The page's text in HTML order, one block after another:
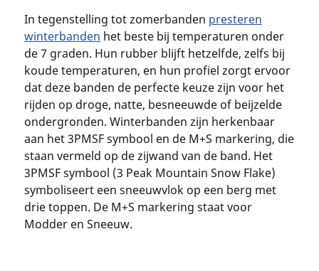
In tegenstelling tot zomerbanden presteren
winterbanden het beste bij temperaturen onder
de 7 graden. Hun rubber blijft hetzelfde, zelfs bij
koude temperaturen, en hun profiel zorgt ervoor
dat deze banden de perfecte keuze zijn voor het
rijden op droge, natte, besneeuwde of beijzelde
ondergronden. Winterbanden zijn herkenbaar
aan het 3PMSF symbool en de M+S markering, die
staan vermeld op de zijwand van de band. Het
3PMSF symbool (3 Peak Mountain Snow Flake)
symboliseert een sneeuwvlok op een berg met
drie toppen. De M+S markering staat voor
Modder en Sneeuw.